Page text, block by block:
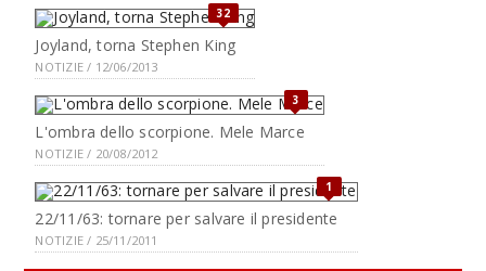
32
Joyland, torna Stephen King
NOTIZIE / 12/06/2013
3
L'ombra dello scorpione. Mele Marce
NOTIZIE / 20/08/2012
1
22/11/63: tornare per salvare il presidente
NOTIZIE / 25/11/2011